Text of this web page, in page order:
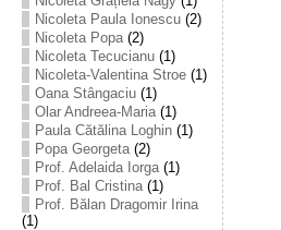
Nicoleta Paula Ionescu(2)
Nicoleta Popa(2)
Nicoleta Tecucianu(1)
Nicoleta-Valentina Stroe(1)
Oana Stângaciu(1)
Olar Andreea-Maria(1)
Paula Cătălina Loghin(1)
Popa Georgeta(2)
Prof. Adelaida Iorga(1)
Prof. Bal Cristina(1)
Prof. Bălan Dragomir Irina
(1)